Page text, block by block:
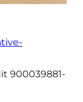
900039881-